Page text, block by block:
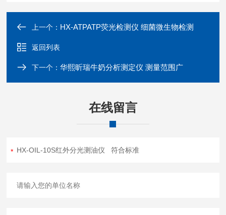
上一个： HX-ATPATP荧光检测仪 细菌微生物检测
返回列表
下一个：华熙昕瑞牛奶分析测定仪 测量范围广
在线留言